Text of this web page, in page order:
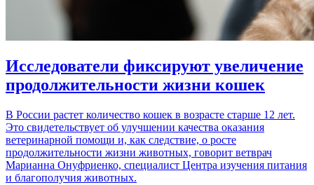
Исследователи фиксируют увеличение
продолжительности жизни кошек
В России растет количество кошек в возрасте старше 12 лет.
Это свидетельствует об улучшении качества оказания
ветеринарной помощи и, как следствие, о росте
продолжительности жизни животных, говорит ветврач
Марианна Онуфриенко, специалист Центра изучения питания
и благополучия животных.